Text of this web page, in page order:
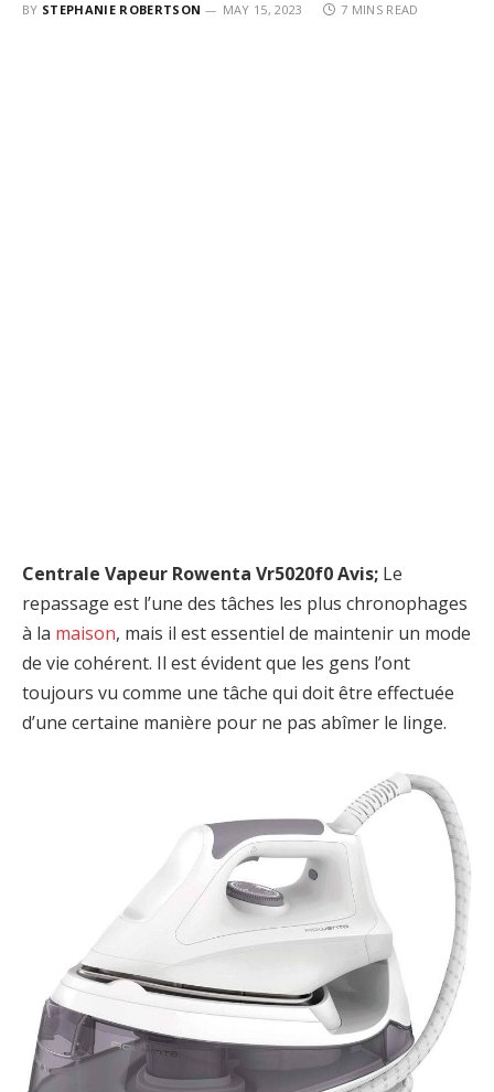
BY STEPHANIE ROBERTSON MAY 15, 2023 7 MINS READ
Centrale Vapeur Rowenta Vr5020f0 Avis; Le
repassage est l’une des tâches les plus chronophages
à la maison, mais il est essentiel de maintenir un mode
de vie cohérent. Il est évident que les gens l’ont
toujours vu comme une tâche qui doit être effectuée
d’une certaine manière pour ne pas abîmer le linge.